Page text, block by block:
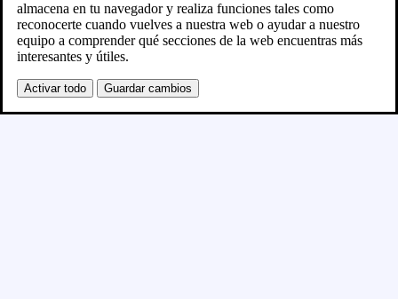
Se está creando el nuevo sitio WordPress y se
publicará en breve
almacena en tu navegador y realiza funciones tales como
reconocerte cuando vuelves a nuestra web o ayudar a nuestro
equipo a comprender qué secciones de la web encuentras más
interesantes y útiles.
Activar todo Guardar cambios